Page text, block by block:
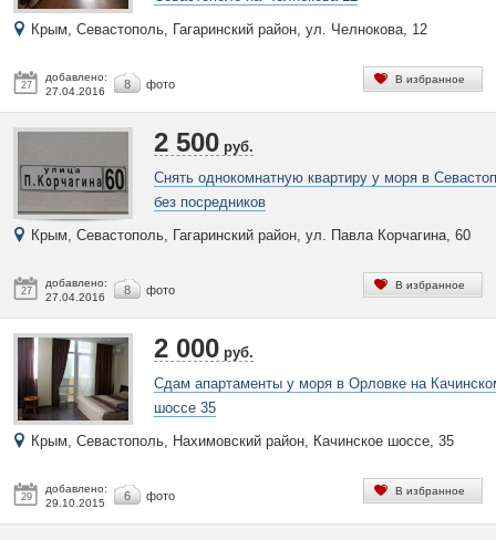
27
добавлено:
27.04.2016
8 фото
Крым, Севастополь, Гагаринский район, ул. Челнокова, 12
В избранное
27
добавлено:
27.04.2016
8 фото
2 500 руб.
Снять однокомнатную квартиру у моря в
без посредников
Крым, Севастополь, Гагаринский район, ул. Павла Корчагина, 60
В избранное
29
добавлено:
29.10.2015
6 фото
2 000 руб.
Сдам апартаменты у моря в Орловке на
шоссе 35
Крым, Севастополь, Нахимовский район, Качинское шоссе, 35
В избранное